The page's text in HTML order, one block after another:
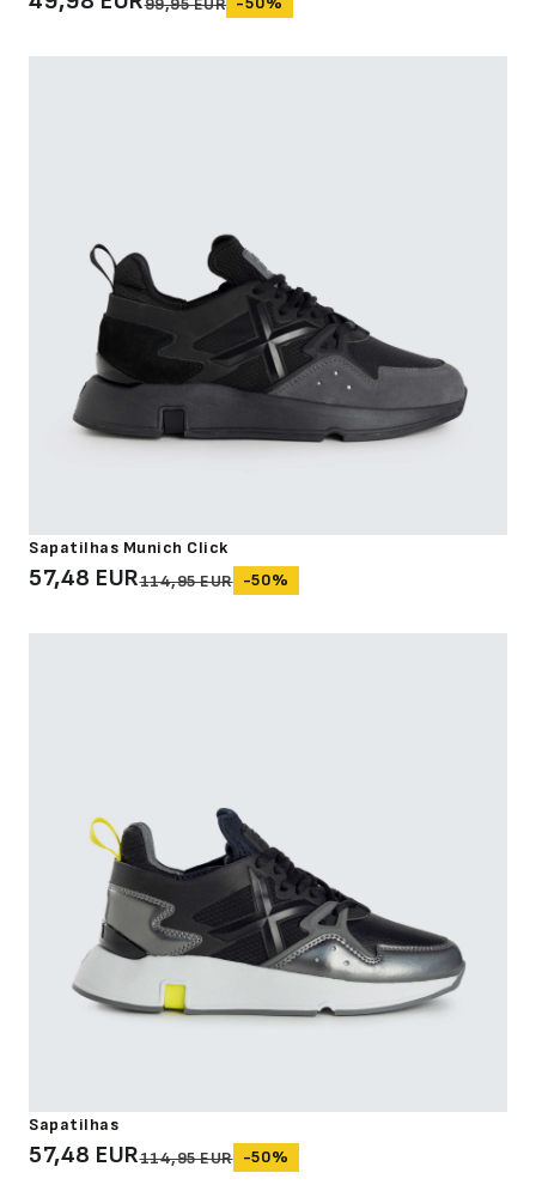
99,95 EUR
Sapatilhas Munich Click
57,48 EUR114,95 EUR -50%
Sapatilhas
57,48 EUR114,95 EUR -50%